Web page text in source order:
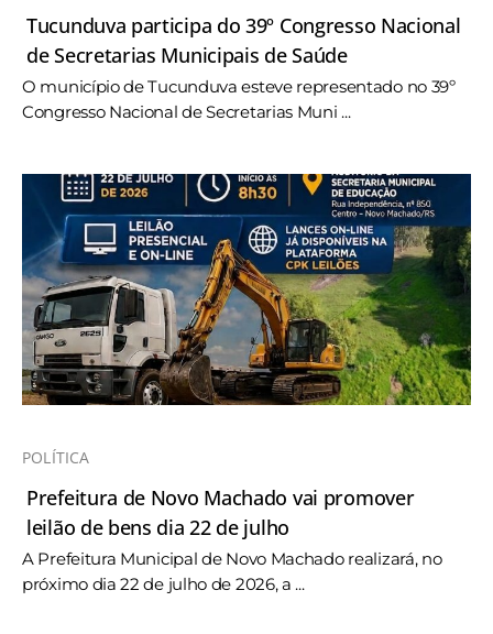
Tucunduva participa do 39º Congresso Nacional
de Secretarias Municipais de Saúde
O município de Tucunduva esteve representado no 39º
Congresso Nacional de Secretarias Muni ...
POLÍTICA
Prefeitura de Novo Machado vai promover
leilão de bens dia 22 de julho
A Prefeitura Municipal de Novo Machado realizará, no
próximo dia 22 de julho de 2026, a ...